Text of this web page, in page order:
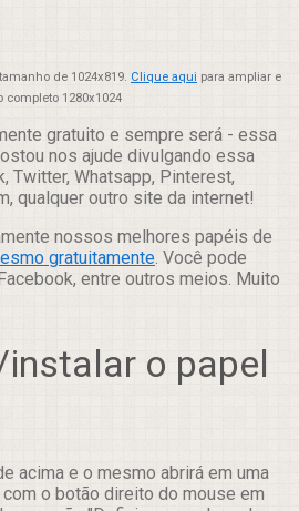
de 1024x819. Clique aqui para ampliar e
completo 1280x1024
gratuito e sempre será - essa
nos ajude divulgando essa
Twitter, Whatsapp, Pinterest,
qualquer outro site da internet!
nossos melhores papéis de
gratuitamente. Você pode
entre outros meios. Muito
o papel
acima e o mesmo abrirá em uma
com o botão direito do mouse em